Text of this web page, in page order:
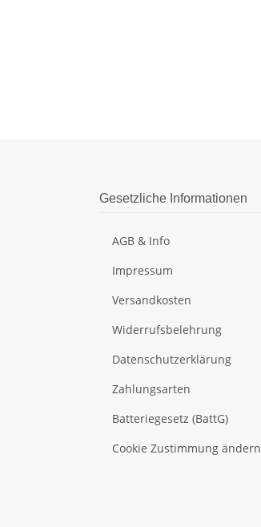
Gesetzliche Informationen
AGB & Info
Impressum
Versandkosten
Widerrufsbelehrung
Datenschutzerklärung
Zahlungsarten
Batteriegesetz (BattG)
Cookie Zustimmung ändern